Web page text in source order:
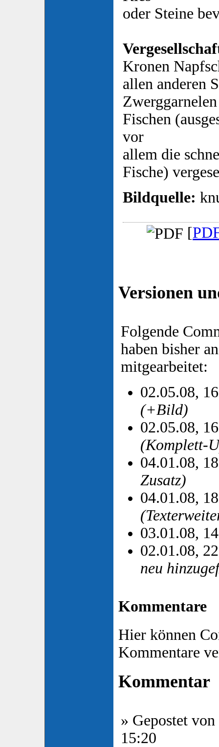
oder Steine
Kronen
allen anderen
Fischen
vor
allem die
Fische)
Bildquelle:
[
Versionen
Folgende
haben bisher
mitgearbeitet:
02.05.08,
(+Bild)
02.05.08,
(Komplett-
04.01.08,
Zusatz)
04.01.08,
03.01.08,
02.01.08,
neu
Kommentare
Hier können
Kommentare
Kommentar
» Gepostet von
15:20